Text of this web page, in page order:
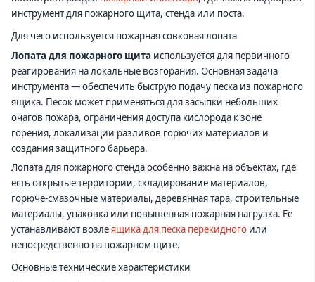
инструмент для пожарного щита, стенда или поста.
Для чего используется пожарная совковая лопата
Лопата для пожарного щита используется для первичного
реагирования на локальные возгорания. Основная задача
инструмента — обеспечить быструю подачу песка из пожарного
ящика. Песок может применяться для засыпки небольших
очагов пожара, ограничения доступа кислорода к зоне
горения, локализации разливов горючих материалов и
создания защитного барьера.
Лопата для пожарного стенда особенно важна на объектах, где
есть открытые территории, складирование материалов,
горюче-смазочные материалы, деревянная тара, строительные
материалы, упаковка или повышенная пожарная нагрузка. Ее
устанавливают возлеящика для песка перекидного или
непосредственно на пожарном щите.
Основные технические характеристики